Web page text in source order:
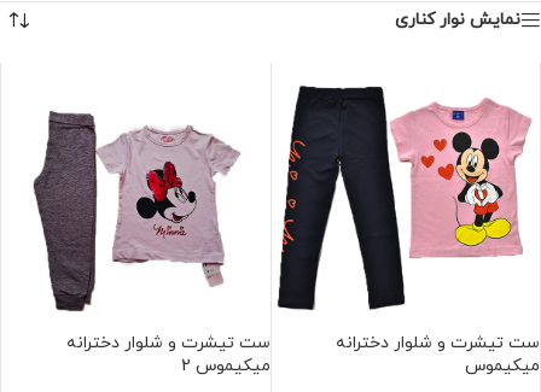
نمایش نوار کناری
ست تیشرت و شلوار دخترانه
میکیموس
ست تیشرت و شلوار دخترانه
میکیموس 2